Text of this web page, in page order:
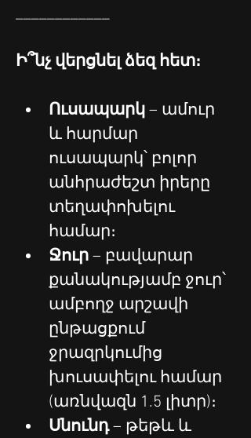
____________
Ի՞նչ վերցնել ձեզ հետ։
Ուսապարկ – ամուր
և հարմար
ուսապարկ՝ բոլոր
անհրաժեշտ իրերը
տեղափոխելու
համար։
Ջուր – բավարար
քանակությամբ ջուր՝
ամբողջ արշավի
ընթացքում
ջրազրկումից
խուսափելու համար
(առնվազն 1.5 լիտր)։
Սնունդ – թեթև և